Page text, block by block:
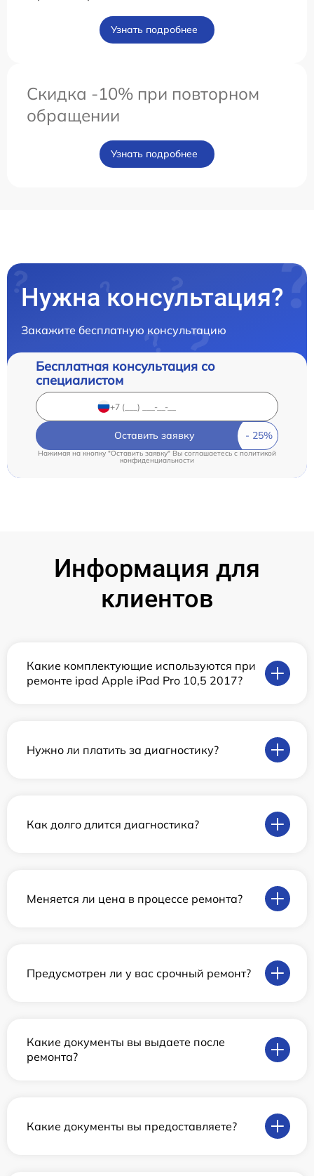
Узнать подробнее
Скидка -10% при повторном
обращении
Узнать подробнее
Нужна консультация?
Закажите бесплатную консультацию
Бесплатная консультация со
специалистом
Оставить заявку
Нажимая на кнопку "Оставить заявку" Вы соглашаетесь cполитикой
конфиденциальности
Информация для
клиентов
Какие комплектующие используются при
ремонте ipad Apple iPad Pro 10,5 2017?
Нужно ли платить за диагностику?
Как долго длится диагностика?
Меняется ли цена в процессе ремонта?
Предусмотрен ли у вас срочный ремонт?
Какие документы вы выдаете после
ремонта?
Какие документы вы предоставляете?